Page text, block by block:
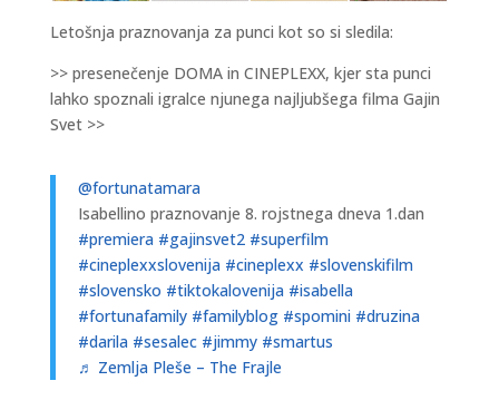
Letošnja praznovanja za punci kot so si sledila:
>> presenečenje DOMA in CINEPLEXX, kjer sta punci
lahko spoznali igralce njunega najljubšega filma Gajin
Svet >>
@fortunatamara
Isabellino praznovanje 8. rojstnega dneva 1.dan
#premiera #gajinsvet2 #superfilm
#cineplexxslovenija #cineplexx #slovenskifilm
#slovensko #tiktokalovenija #isabella
#fortunafamily #familyblog #spomini #druzina
#darila #sesalec #jimmy #smartus
♬ Zemlja Pleše – The Frajle